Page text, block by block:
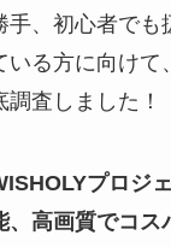
手、初心者でも
る方に向けて
査しました！
プロジ
、高画質でコス